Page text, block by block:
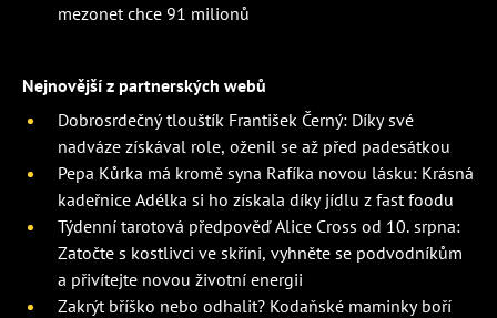
mezonet chce 91 milionů
Nejnovější z partnerských webů
Dobrosrdečný tlouštík František Černý: Díky své
nadváze získával role, oženil se až před padesátkou
Pepa Kůrka má kromě syna Rafíka novou lásku: Krásná
kadeřnice Adélka si ho získala díky jídlu z fast foodu
Týdenní tarotová předpověď Alice Cross od 10. srpna:
Zatočte s kostlivci ve skříni, vyhněte se podvodníkům
a přivítejte novou životní energii
Zakrýt bříško nebo odhalit? Kodaňské maminky boří